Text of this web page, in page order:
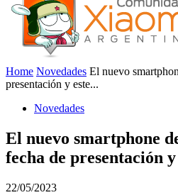
Home Novedades El nuevo
presentación y este...
Novedades
El nuevo smartphone
fecha de presentación y
22/05/2023